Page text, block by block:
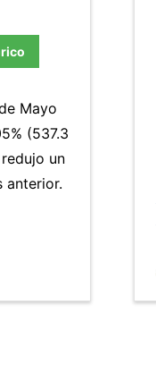
Mayo
(537.3
un
anterior.